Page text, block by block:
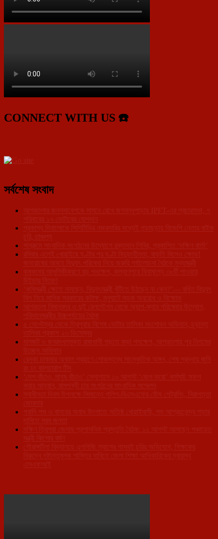
CONNECT WITH US ☎️
সর্বশেষ সংবাদ
আগরতলার জনসমাবেশকে সামনে রেখে জগবন্ধুপাড়ায় IPFT-এর প্রচারসভা, ৭
পরিবারের ১৭ ভোটারের যোগদান
প্রকাশ্য দিবালোকে সিসিটিভির নজরদারির মধ্যেই গন্ডাছড়ায় বিজেপি নেতার বাইক
চুরি, চাঞ্চল্য
সাব্রুমে সাংবাদিক সংগঠনের উদ্যোগে রক্তদান শিবির, প্রকাশিত ‘দক্ষিণ বার্তা’
রবিবার এলেই খোয়াইয়ে ঘণ্টার পর ঘণ্টা বিদ্যুৎহীনতা, বাড়তি বিলেও ক্ষোভ!
জনরোষের আবহে বিদ্যুৎ পরিষেবা নিয়ে জরুরি পর্যালোচনা বৈঠকে মুখ্যমন্ত্রী
কৃষকদের আধুনিকীকরণে বড় পদক্ষেপ, কল্যাণপুরে বিনামূল্যে ৩৮টি পাওয়ার
উইডার বিতরণ
‘কৃষিমন্ত্রী ক্ষেতে নামছেন, বিদ্যুৎমন্ত্রী খুঁটিতে উঠছেন না কেন?’— বর্ধিত বিদ্যুৎ
বিল নিয়ে মানিক সরকারের কটাক্ষ, মনুঘাটে সড়ক অবরোধ ও বিক্ষোভ
আগরতলা বিমানবন্দর ও দুই রেলস্টেশন থেকে অ্যাপ-ক্যাব পরিষেবার উদ্যোগ,
পরিবহনমন্ত্রীর উচ্চপর্যায়ের বৈঠক
৫ সেপ্টেম্বর থেকে ত্রিপুরায় বিশেষ ভোটার তালিকা সংশোধন অভিযান, চূড়ান্ত
তালিকা প্রকাশ ২৩ ডিসেম্বর
যানজট ও জবরদখলমুক্ত রাজধানী গড়তে কড়া পদক্ষেপ, আগরতলায় পুর নিগমের
উচ্ছেদ অভিযান
রেনুকা চাকমার অকাল প্রয়াণে শোকস্তব্ধ সাংস্কৃতিক অঙ্গন, শেষ শ্রদ্ধায় জুনি
রং ঢং কালচারাল টিম
‘দেশ বাঁচাও, মানুষ বাঁচাও’ স্লোগানে ১০ আগস্ট ‘জেল ভরো’ কর্মসূচি সফল
করার আহ্বান, বামপন্থী চার সংগঠনের সাংবাদিক সম্মেলন
স্বাধীনতা দিবস উপলক্ষে সিমান্তে পুলিশ-বিএসএফের যৌথ পেট্রলিং, নিরাপত্তা
জোরদার
গবাদি পশু ও বানরের অবাধ উৎপাতে অতিষ্ঠ খোয়াইবাসী, পশু আশ্রয়কেন্দ্র গড়ার
দাবিতে সরব জনতা
দক্ষিণ ত্রিপুরা জেলায় প্রশাসনিক প্রস্তুতি বৈঠক: ১২ আগস্ট আসছেন পঞ্চায়েত
মন্ত্রী কিশোর বর্মণ
গৌরাঙ্গটিলা বিদ্যালয়ে এলপিজি গ্যাসের পাসবই চুরির অভিযোগ, শিক্ষকের
বিরুদ্ধে দৃষ্টান্তমূলক শাস্তির দাবিতে জেলা শিক্ষা আধিকারিকের দ্বারস্থ
এসএফআই